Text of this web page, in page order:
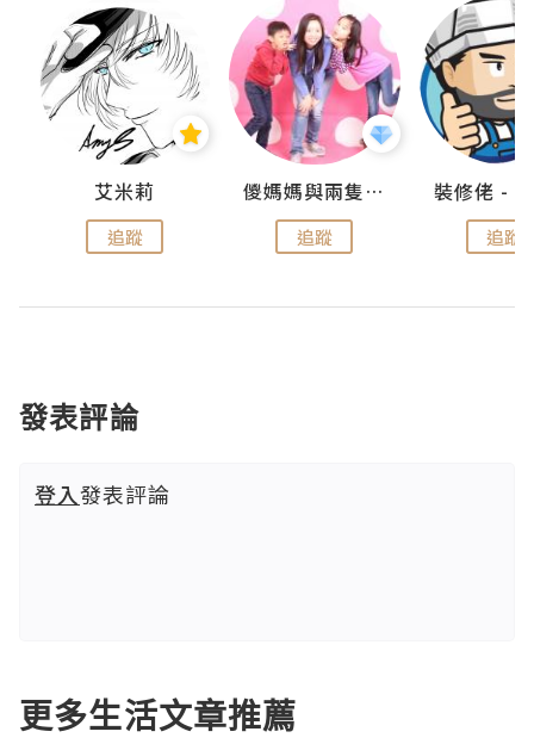
艾米莉
追蹤
儍媽媽與兩隻小魔怪之家
追蹤 追蹤
發表評論
登入發表評論
更多生活文章推薦